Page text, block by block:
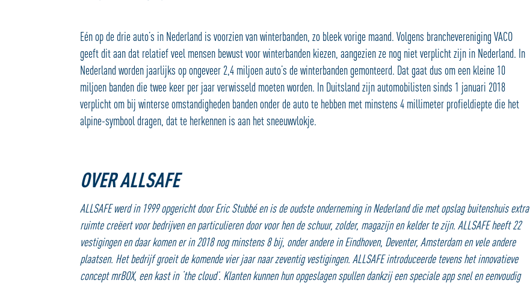
Eén op de drie auto’s in Nederland is voorzien van winterbanden, zo bleek vorige maand. Volgens branchevereniging VACO
geeft dit aan dat relatief veel mensen bewust voor winterbanden kiezen, aangezien ze nog niet verplicht zijn in Nederland. In
Nederland worden jaarlijks op ongeveer 2,4 miljoen auto’s de winterbanden gemonteerd. Dat gaat dus om een kleine 10
miljoen banden die twee keer per jaar verwisseld moeten worden. In Duitsland zijn automobilisten sinds 1 januari 2018
verplicht om bij winterse omstandigheden banden onder de auto te hebben met minstens 4 millimeter profieldiepte die het
alpine-symbool dragen, dat te herkennen is aan het sneeuwvlokje.
OVER ALLSAFE
ALLSAFE werd in 1999 opgericht door Eric Stubbé en is de oudste onderneming in Nederland die met opslag buitenshuis extra
ruimte creëert voor bedrijven en particulieren door voor hen de schuur, zolder, magazijn en kelder te zijn. ALLSAFE heeft 22
vestigingen en daar komen er in 2018 nog minstens 8 bij, onder andere in Eindhoven, Deventer, Amsterdam en vele andere
plaatsen. Het bedrijf groeit de komende vier jaar naar zeventig vestigingen. ALLSAFE introduceerde tevens het innovatieve
concept mrBOX, een kast in ‘the cloud’. Klanten kunnen hun opgeslagen spullen dankzij een speciale app snel en eenvoudig